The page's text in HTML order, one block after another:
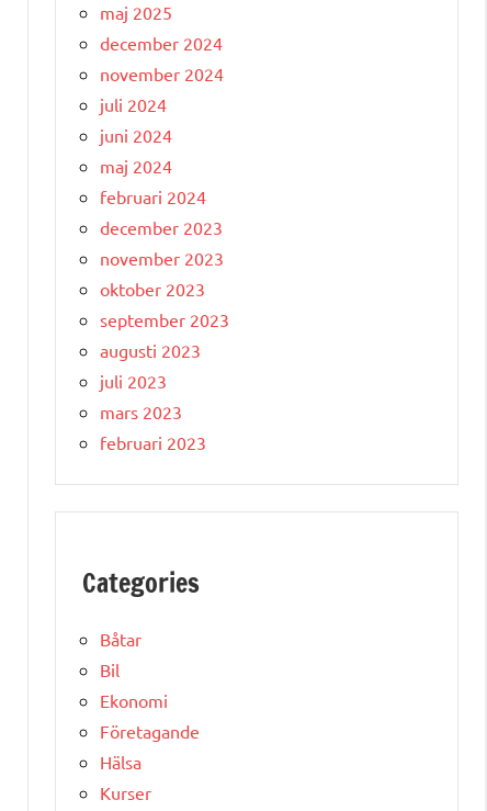
maj 2025
december 2024
november 2024
juli 2024
juni 2024
maj 2024
februari 2024
december 2023
november 2023
oktober 2023
september 2023
augusti 2023
juli 2023
mars 2023
februari 2023
Categories
Båtar
Bil
Ekonomi
Företagande
Hälsa
Kurser